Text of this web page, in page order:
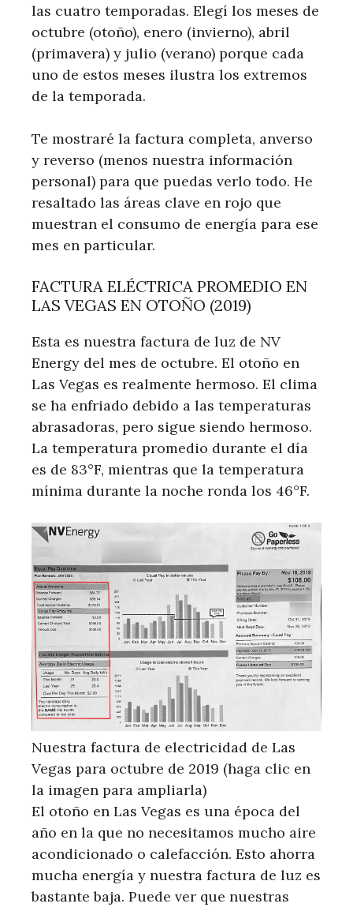
las cuatro temporadas. Elegí los meses de
octubre (otoño), enero (invierno), abril
(primavera) y julio (verano) porque cada
uno de estos meses ilustra los extremos
de la temporada.
Te mostraré la factura completa, anverso
y reverso (menos nuestra información
personal) para que puedas verlo todo. He
resaltado las áreas clave en rojo que
muestran el consumo de energía para ese
mes en particular.
FACTURA ELÉCTRICA PROMEDIO EN
LAS VEGAS EN OTOÑO (2019)
Esta es nuestra factura de luz de NV
Energy del mes de octubre. El otoño en
Las Vegas es realmente hermoso. El clima
se ha enfriado debido a las temperaturas
abrasadoras, pero sigue siendo hermoso.
La temperatura promedio durante el día
es de 83°F, mientras que la temperatura
mínima durante la noche ronda los 46°F.
Nuestra factura de electricidad de Las
Vegas para octubre de 2019 (haga clic en
la imagen para ampliarla)
El otoño en Las Vegas es una época del
año en la que no necesitamos mucho aire
acondicionado o calefacción. Esto ahorra
mucha energía y nuestra factura de luz es
bastante baja. Puede ver que nuestras